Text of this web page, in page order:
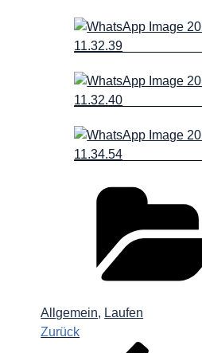
Allgemein, Laufen
Beitragsnavigation
Vorheriger
Zurück